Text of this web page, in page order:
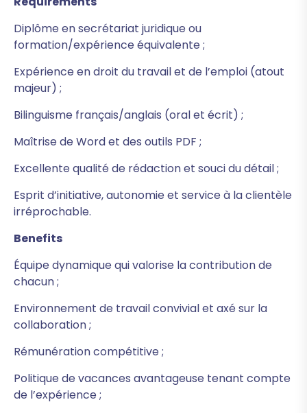
Diplôme en secrétariat juridique ou
formation/expérience équivalente ;
Expérience en droit du travail et de l’emploi (atout
majeur) ;
Bilinguisme français/anglais (oral et écrit) ;
Maîtrise de Word et des outils PDF ;
Excellente qualité de rédaction et souci du détail ;
Esprit d’initiative, autonomie et service à la clientèle
irréprochable.
Benefits
Équipe dynamique qui valorise la contribution de
chacun ;
Environnement de travail convivial et axé sur la
collaboration ;
Rémunération compétitive ;
Politique de vacances avantageuse tenant compte
de l’expérience ;